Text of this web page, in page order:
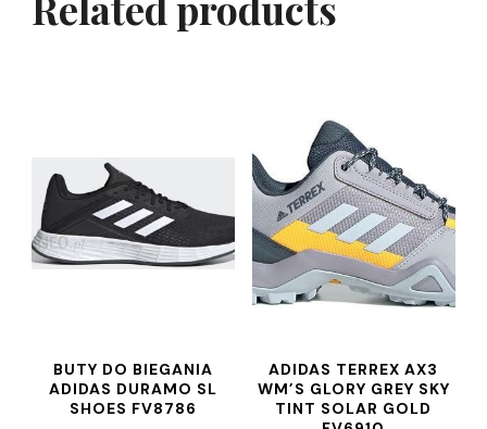
BUTY DO BIEGANIA
ADIDAS DURAMO SL
SHOES FV8786
ADIDAS TERREX AX3
WM’S GLORY GREY SKY
TINT SOLAR GOLD